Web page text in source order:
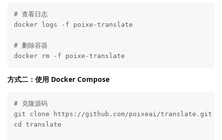
# 查看日志
docker logs -f poixe-translate
# 删除容器
docker rm -f poixe-translate
方式二：使用 Docker Compose
# 克隆源码
git clone https://github.com/poixeai/translate.git
cd translate